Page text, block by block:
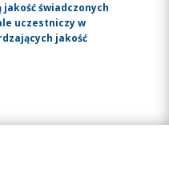
świadczonych
uczestniczy w
jakość